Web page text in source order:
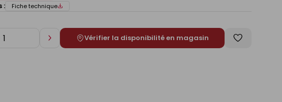
:
Fiche technique
AugmenterVérifier la disponibilité en magasin
Enregistrer